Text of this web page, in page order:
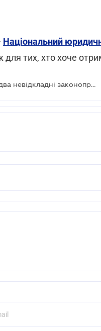
Національний
тих, хто хоче
Будівельну галузь очікують реформи: два невідкладні законопроекти